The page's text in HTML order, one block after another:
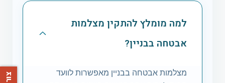
למה מומלץ להתקין מצלמות
אבטחה בבניין?
מצלמות אבטחה בבניין מאפשרות לוועד